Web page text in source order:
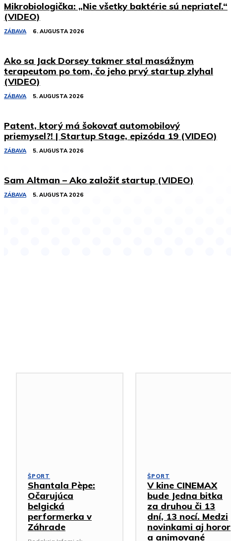
Mikrobiologička: „Nie všetky baktérie sú nepriateľ.“
(VIDEO)
ZÁBAVA 6. AUGUSTA 2026
Ako sa Jack Dorsey takmer stal masážnym
terapeutom po tom, čo jeho prvý startup zlyhal
(VIDEO)
ZÁBAVA 5. AUGUSTA 2026
Patent, ktorý má šokovať automobilový
priemysel?! | Startup Stage, epizóda 19 (VIDEO)
ZÁBAVA 5. AUGUSTA 2026
Sam Altman – Ako založiť startup (VIDEO)
ZÁBAVA 5. AUGUSTA 2026
ŠPORT
Shantala Pèpe:
Očarujúca
belgická
performerka v
Záhrade
ŠPORT
V kine CINEMAX
bude Jedna bitka
za druhou či 13
dní, 13 nocí. Medzi
novinkami aj horor
a animované